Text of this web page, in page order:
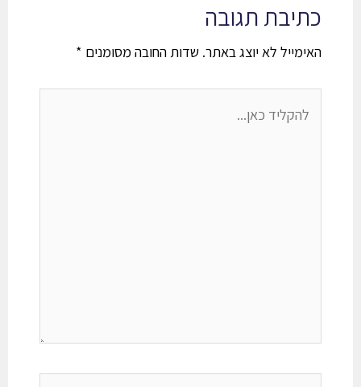
כתיבת תגובה
האימייל לא יוצג באתר.שדות החובה מסומנים*